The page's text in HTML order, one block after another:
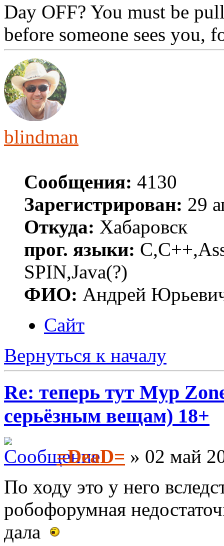
Day OFF? You must be
before someone sees you,
blindman
Сообщения: 4130
Зарегистрирован: 29
Откуда: Хабаровск
прог. языки:
SPIN,Java(?)
ФИО: Андрей
Сайт
Вернуться к началу
Re: теперь тут Myp
серьёзным вещам) 18+
=DeaD= » 02 май
По ходу это у него
робофорумная
дала